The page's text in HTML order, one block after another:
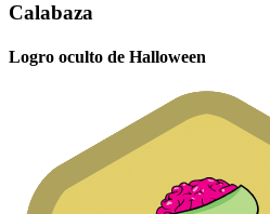
Calabaza
Logro oculto de Halloween